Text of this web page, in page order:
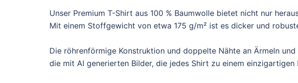
Unser Premium T-Shirt aus 100 % Baumwolle bietet nicht nur
Mit einem Stoffgewicht von etwa 175 g/m² ist es dicker und
Die röhrenförmige Konstruktion und doppelte Nähte an Ärmeln
die mit AI generierten Bilder, die jedes Shirt zu einem einzigartigen